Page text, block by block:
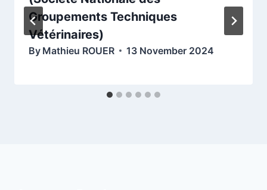
Groupements Techniques
Vétérinaires)
By Mathieu ROUER 13 November 2024